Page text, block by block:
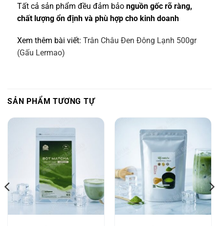
Tất cả sản phẩm đều đảm bảo nguồn gốc rõ ràng,
chất lượng ổn định và phù hợp cho kinh doanh
Xem thêm bài viết: Trân Châu Đen Đông Lạnh 500gr
(Gấu Lermao)
SẢN PHẨM TƯƠNG TỰ